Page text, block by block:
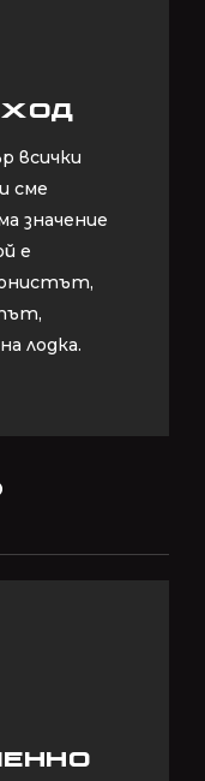
всички
сме
значение
е
лодка.
всички
и сме
значение
кой е
лодка.